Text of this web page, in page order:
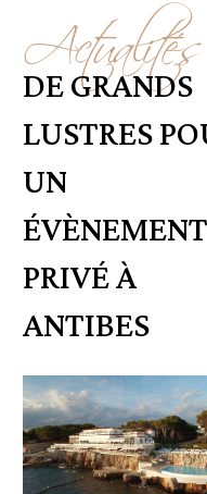
Actualités
DE GRANDS
LUSTRES
UN
ÉVÈNEMENT
PRIVÉ À
ANTIBES